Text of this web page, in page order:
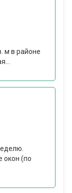
м в районе
окон (по